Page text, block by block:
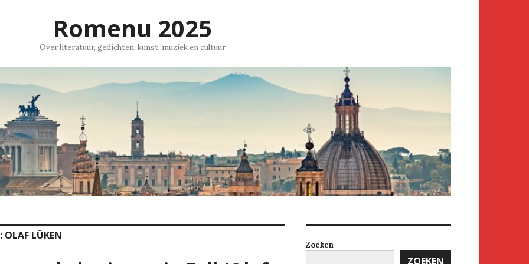
Romenu 2025
Over literatuur, gedichten, kunst, muziek en cultuur
OLAF LÜKEN
Zoeken
ZOEKEN